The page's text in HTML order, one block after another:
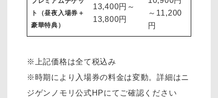
ト（昼夜入場券＋
豪華特典）
13,400円～
13,800円
～11,200
円
※上記価格は全て税込み
※時期により入場券の料金は変動。詳細はニ
ジゲンノモリ公式HPにてご確認ください